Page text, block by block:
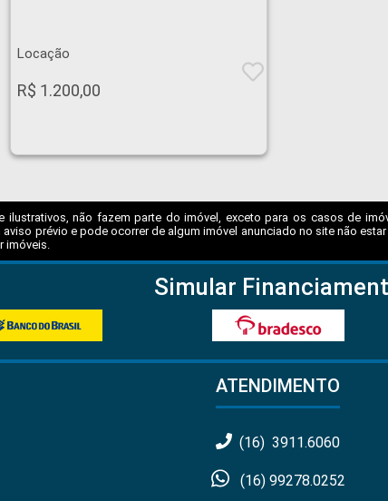
Locação
R$ 1.200,00
não fazem parte do imóvel, exceto para os casos de
prévio e pode ocorrer de algum imóvel anunciado no site não
imóveis.
Simular
ATENDIMENTO
(16) 3911.6060
(16) 99278.0252